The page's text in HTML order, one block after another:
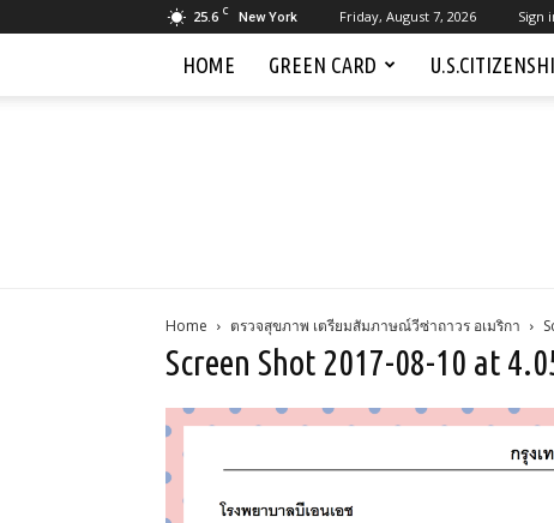
25.6 C New York Friday, August 7, 2026 Sign
HOME GREEN CARD
Home ตรวจสุขภาพ เตรียมสัมภาษณ์วีซ่าถาวร อเมริกา
Screen Shot 2017-08-10 at